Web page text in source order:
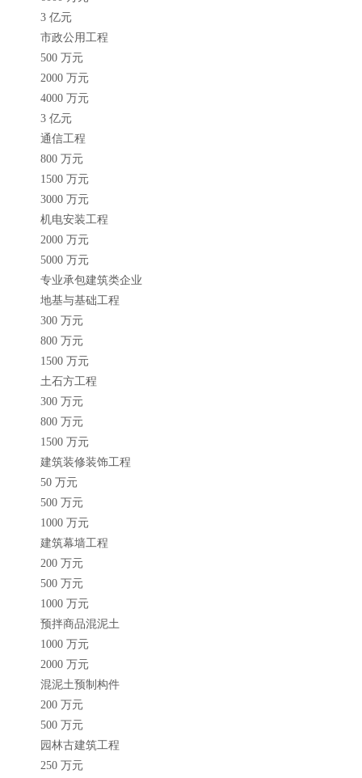
3 亿元
市政公用工程
500 万元
2000 万元
4000 万元
3 亿元
通信工程
800 万元
1500 万元
3000 万元
机电安装工程
2000 万元
5000 万元
专业承包建筑类企业
地基与基础工程
300 万元
800 万元
1500 万元
土石方工程
300 万元
800 万元
1500 万元
建筑装修装饰工程
50 万元
500 万元
1000 万元
建筑幕墙工程
200 万元
500 万元
1000 万元
预拌商品混泥土
1000 万元
2000 万元
混泥土预制构件
200 万元
500 万元
园林古建筑工程
250 万元